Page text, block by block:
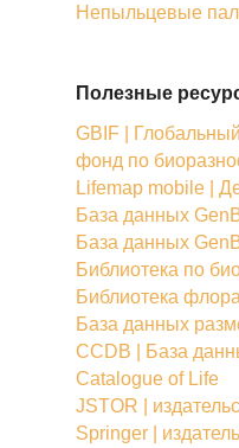
Непыльцевые
Полезные
GBIF |
фонд по
Lifemap mobile |
База данных
База данных
Библиотека по
Библиотека
База данных
CCDB | База
Catalogue of Life
JSTOR |
Springer |